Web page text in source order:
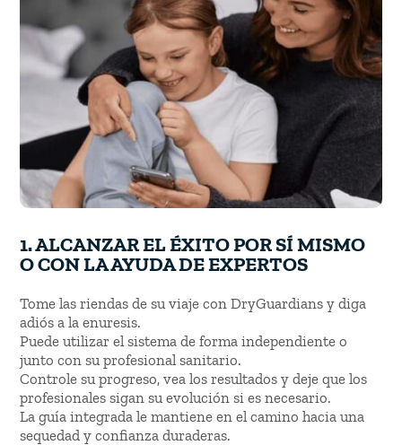
1. ALCANZAR EL ÉXITO POR SÍ MISMO
O CON LA AYUDA DE EXPERTOS
Tome las riendas de su viaje con DryGuardians y diga
adiós a la enuresis.
Puede utilizar el sistema de forma independiente o
junto con su profesional sanitario.
Controle su progreso, vea los resultados y deje que los
profesionales sigan su evolución si es necesario.
La guía integrada le mantiene en el camino hacia una
sequedad y confianza duraderas.